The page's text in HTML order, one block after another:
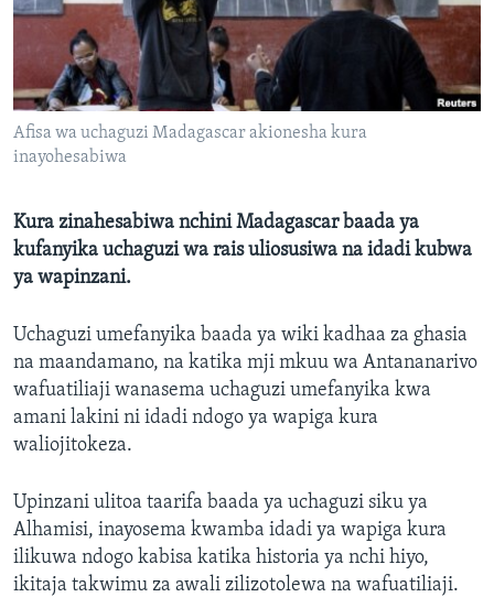
Afisa wa uchaguzi Madagascar akionesha kura
inayohesabiwa
Kura zinahesabiwa nchini Madagascar baada ya
kufanyika uchaguzi wa rais uliosusiwa na idadi kubwa
ya wapinzani.
Uchaguzi umefanyika baada ya wiki kadhaa za ghasia
na maandamano, na katika mji mkuu wa Antananarivo
wafuatiliaji wanasema uchaguzi umefanyika kwa
amani lakini ni idadi ndogo ya wapiga kura
waliojitokeza.
Upinzani ulitoa taarifa baada ya uchaguzi siku ya
Alhamisi, inayosema kwamba idadi ya wapiga kura
ilikuwa ndogo kabisa katika historia ya nchi hiyo,
ikitaja takwimu za awali zilizotolewa na wafuatiliaji.